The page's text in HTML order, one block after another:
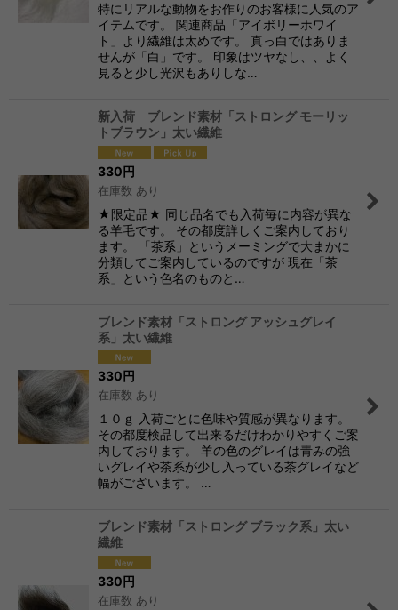
特にリアルな動物をお作りのお客様に人気のア
イテムです。 関連商品「アイボリーホワイ
ト」より繊維は太めです。 真っ白ではありま
せんが「白」です。 印象はツヤなし、、よく
見ると少し光沢もありしな…
新入荷 ブレンド素材「ストロング モーリッ
トブラウン」太い繊維
330円
在庫数 あり
★限定品★ 同じ品名でも入荷毎に内容が異な
る羊毛です。 その都度詳しくご案内しており
ます。 「茶系」というメーミングで大まかに
分類してご案内しているのですが 現在「茶
系」という色名のものと…
ブレンド素材「ストロング アッシュグレイ
系」太い繊維
330円
在庫数 あり
１０ｇ 入荷ごとに色味や質感が異なります。
その都度検品して出来るだけわかりやすくご案
内しております。 羊の色のグレイは青みの強
いグレイや茶系が少し入っている茶グレイなど
幅がございます。 …
ブレンド素材「ストロング ブラック系」太い
繊維
330円
在庫数 あり